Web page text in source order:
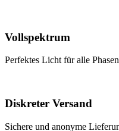
Vollspektrum
Perfektes Licht für alle
Diskreter Versand
Sichere und anonyme